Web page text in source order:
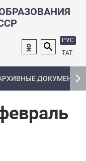
РУС
ТАТ
ДОКУМЕНТЫ